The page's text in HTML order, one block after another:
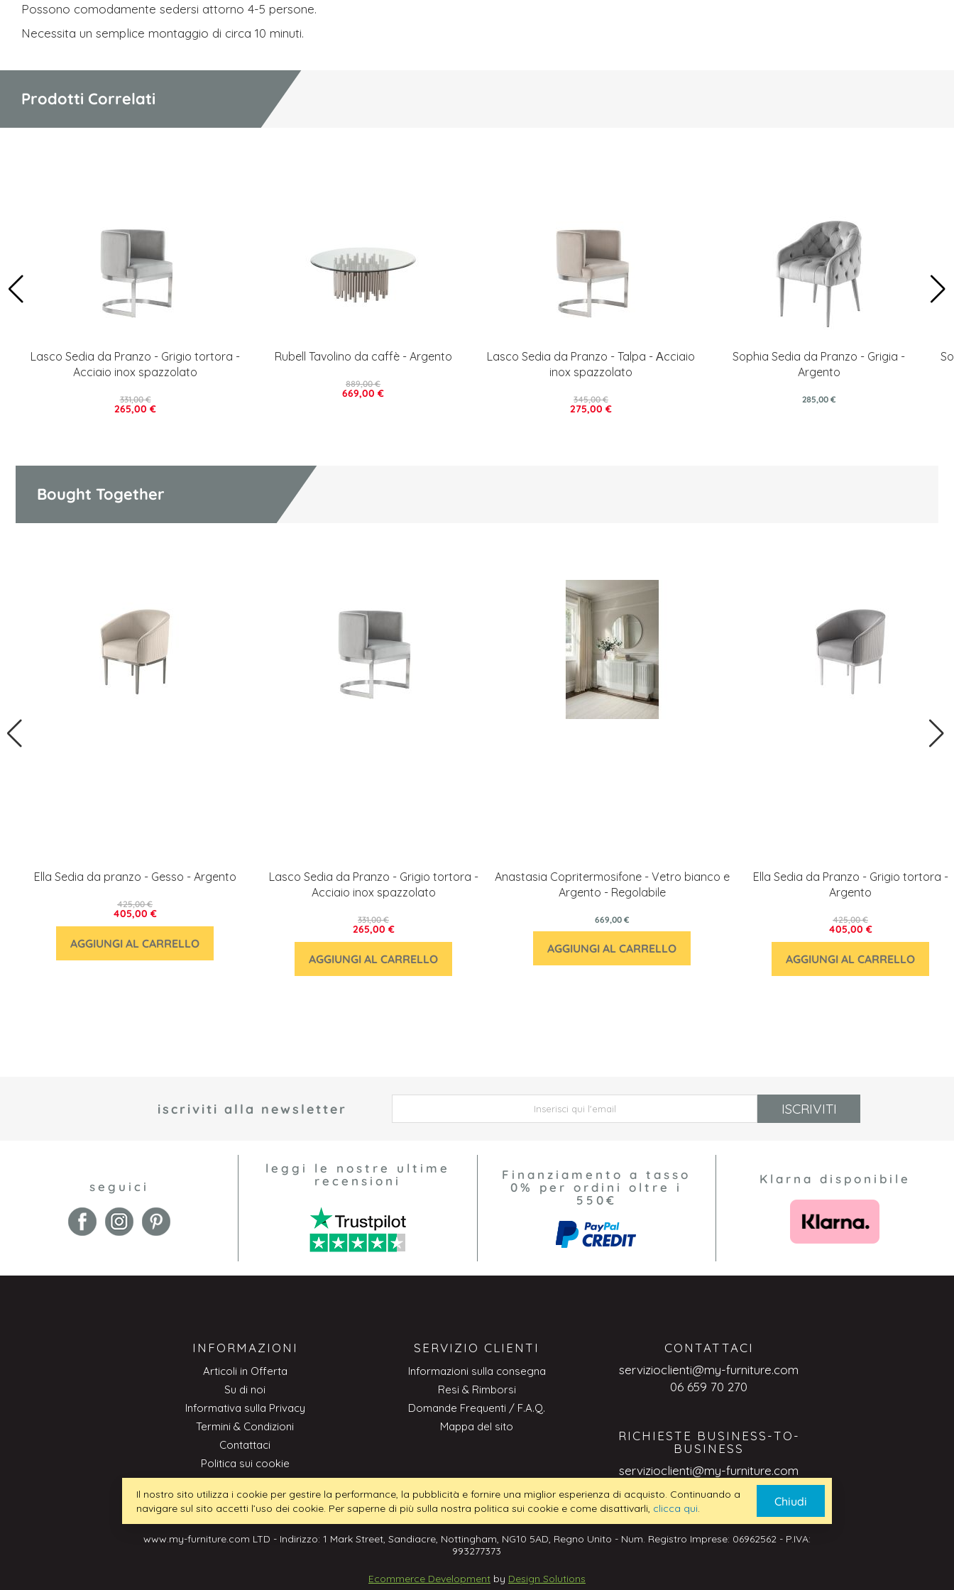
Possono comodamente sedersi attorno 4-5 persone.
Necessita un semplice montaggio di circa 10 minuti.
Prodotti Correlati
Lasco Sedia da Pranzo - Grigio tortora -
Acciaio inox spazzolato
265,00 €
331,00 €
Rubell Tavolino da caffè - Argento
669,00 €
889,00 €
Lasco Sedia da Pranzo - Talpa - Αcciaio
inox spazzolato
275,00 €
345,00 €
Sophia Sedia da Pranzo - Grigia -
Argento
285,00 €
Bought Together
Ella Sedia da pranzo - Gesso - Argento
405,00 €
425,00 €
AGGIUNGI AL CARRELLO
Lasco Sedia da Pranzo - Grigio tortora -
Acciaio inox spazzolato
265,00 €
331,00 €
AGGIUNGI AL CARRELLO
Anastasia Copritermosifone - Vetro bianco e
Argento - Regolabile
669,00 €
AGGIUNGI AL CARRELLO
Ella Sedia da Pranzo - Grigio tortora -
Argento
405,00 €
425,00 €
AGGIUNGI AL CARRELLO
iscriviti alla newsletter ISCRIVITI
seguici
leggi le nostre ultime
recensioni
Finanziamento a tasso
0% per ordini oltre i
550€
Klarna disponibile
INFORMAZIONI
Articoli in Offerta
Su di noi
Informativa sulla Privacy
Termini & Condizioni
Contattaci
Politica sui cookie
Professionale
SERVIZIO CLIENTI
Informazioni sulla consegna
Resi & Rimborsi
Domande Frequenti / F.A.Q.
Mappa del sito
CONTATTACI
servizioclienti@my-furniture.com
06 659 70 270
RICHIESTE BUSINESS-TO-
BUSINESS
servizioclienti@my-furniture.com
www.my-furniture.com LTD - Indirizzo: 1 Mark Street, Sandiacre, Nottingham, NG10 5AD, Regno Unito - Num. Registro Imprese: 06962562 - P.IVA:
993277373
Ecommerce Developmentby Design Solutions
Il nostro sito utilizza i cookie per gestire la performance, la pubblicità e fornire una miglior esperienza di acquisto. Continuando a
navigare sul sito accetti l’uso dei cookie. Per saperne di più sulla nostra politica sui cookie e come disattivarli, clicca qui Chiudi